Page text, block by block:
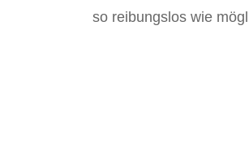
so reibungslos wie